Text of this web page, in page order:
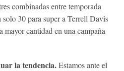
combinadas entre temporada
30 para super a Terrell Davis
mayor cantidad en una campaña
la tendencia.Estamos ante el